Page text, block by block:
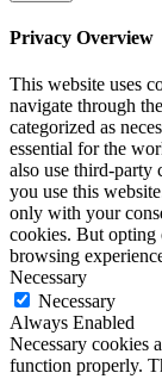
Privacy Overview
This website uses
navigate through
categorized as
essential for the
also use third-party
you use this
only with your
cookies. But opting
browsing
Necessary
Necessary
Always Enabled
Necessary cookies
function properly.